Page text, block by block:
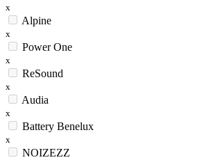
x
Alpine
x
Power One
x
ReSound
x
Audia
x
Battery Benelux
x
NOIZEZZ